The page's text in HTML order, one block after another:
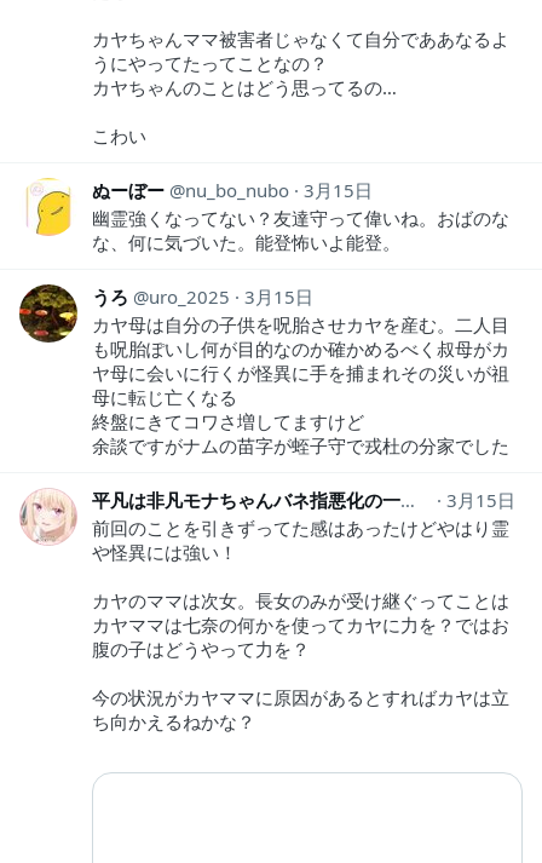
カヤちゃんママ被害者じゃなくて自分でああなるよ
うにやってたってことなの？
カヤちゃんのことはどう思ってるの…
こわい
ぬーぼー nu_bo_nubo 3月15日
幽霊強くなってない？友達守って偉いね。おばのな
な、何に気づいた。能登怖いよ能登。
うろ uro_2025
3月15日
カヤ母は自分の子供を呪胎させカヤを産む。二人目
も呪胎ぽいし何が目的なのか確かめるべく叔母がカ
ヤ母に会いに行くが怪異に手を捕まれその災いが祖
母に転じ亡くなる
終盤にきてコワさ増してますけど
余談ですがナムの苗字が蛭子守で戎杜の分家でした
平凡は非凡モナちゃんバネ指悪化の一途＠みっく師範
3月15日
前回のことを引きずってた感はあったけどやはり霊
や怪異には強い！
カヤのママは次女。長女のみが受け継ぐってことは
カヤママは七奈の何かを使ってカヤに力を？ではお
腹の子はどうやって力を？
今の状況がカヤママに原因があるとすればカヤは立
ち向かえるねかな？